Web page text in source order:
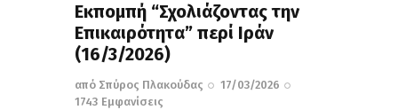
Εκπομπή “Σχολιάζοντας την
Επικαιρότητα” περί Ιράν
(16/3/2026)
από Σπύρος Πλακούδας
17/03/2026
1743 Εμφανίσεις